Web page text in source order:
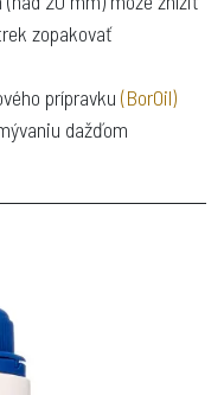
zopakovať
prípravku (BorOil)
dažďom